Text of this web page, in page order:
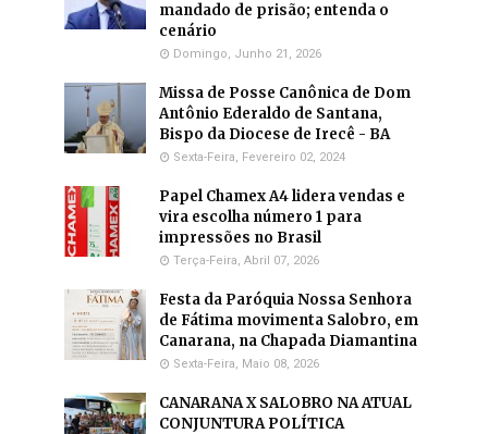
mandado de prisão; entenda o
cenário
Domingo, Junho 21, 2026
Missa de Posse Canônica de Dom
Antônio Ederaldo de Santana,
Bispo da Diocese de Irecê - BA
Sexta-Feira, Fevereiro 02, 2024
Papel Chamex A4 lidera vendas e
vira escolha número 1 para
impressões no Brasil
Terça-Feira, Abril 07, 2026
Festa da Paróquia Nossa Senhora
de Fátima movimenta Salobro, em
Canarana, na Chapada Diamantina
Sexta-Feira, Maio 08, 2026
CANARANA X SALOBRO NA ATUAL
CONJUNTURA POLÍTICA